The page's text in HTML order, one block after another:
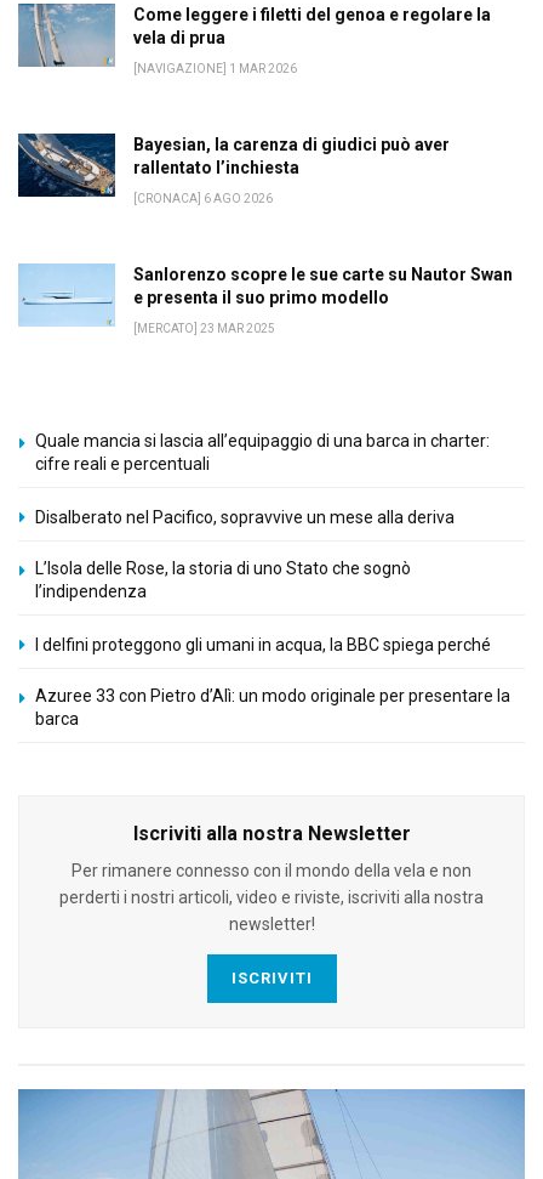
Come leggere i filetti del genoa e regolare la
vela di prua
[NAVIGAZIONE] 1 MAR 2026
Bayesian, la carenza di giudici può aver
rallentato l’inchiesta
[CRONACA] 6 AGO 2026
Sanlorenzo scopre le sue carte su Nautor Swan
e presenta il suo primo modello
[MERCATO] 23 MAR 2025
Quale mancia si lascia all’equipaggio di una barca in charter:
cifre reali e percentuali
Disalberato nel Pacifico, sopravvive un mese alla deriva
L’Isola delle Rose, la storia di uno Stato che sognò
l’indipendenza
I delfini proteggono gli umani in acqua, la BBC spiega perché
Azuree 33 con Pietro d’Alì: un modo originale per presentare la
barca
Iscriviti alla nostra Newsletter
Per rimanere connesso con il mondo della vela e non
perderti i nostri articoli, video e riviste, iscriviti alla nostra
newsletter!
ISCRIVITI